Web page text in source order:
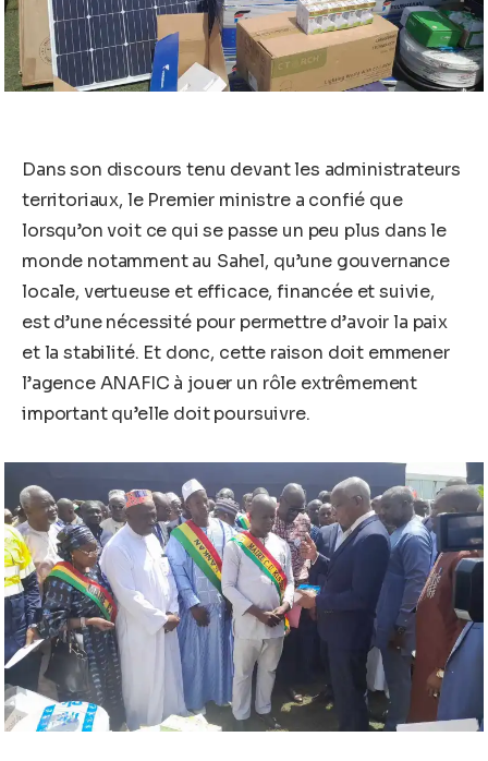
Dans son discours tenu devant les administrateurs
territoriaux, le Premier ministre a confié que
lorsqu’on voit ce qui se passe un peu plus dans le
monde notamment au Sahel, qu’une gouvernance
locale, vertueuse et efficace, financée et suivie,
est d’une nécessité pour permettre d’avoir la paix
et la stabilité. Et donc, cette raison doit emmener
l’agence ANAFIC à jouer un rôle extrêmement
important qu’elle doit poursuivre.